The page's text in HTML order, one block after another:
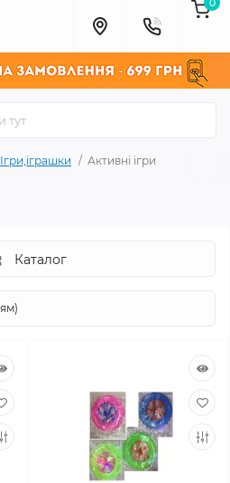
Ігри,іграшки Активні ігри
Каталог